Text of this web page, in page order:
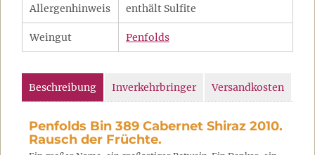
Allergenhinweis enthält Sulfite
Weingut Penfolds
Beschreibung Inverkehrbringer Versandkosten
Penfolds Bin 389 Cabernet Shiraz 2010.
Rausch der Früchte.